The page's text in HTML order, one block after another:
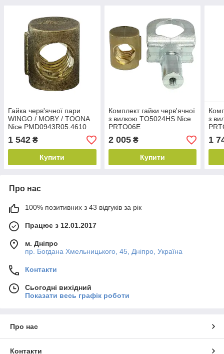
Гайка черв'ячної пари
WINGO / MOBY / TOONA
Nice PMD0943R05.4610
1 542 ₴
Купити
Комплект гайки черв'ячної
з вилкою TO5024HS Nice
PRTO06E
2 005₴
Купити
з
1
Про нас
100% позитивних з 43 відгуків за рік
Працює з 12.01.2017
м. Дніпро
пр. Богдана Хмельницького, 45, Дніпро, Україна
Контакти
Сьогодні вихідний
Показати весь графік роботи
Про нас
Контакти